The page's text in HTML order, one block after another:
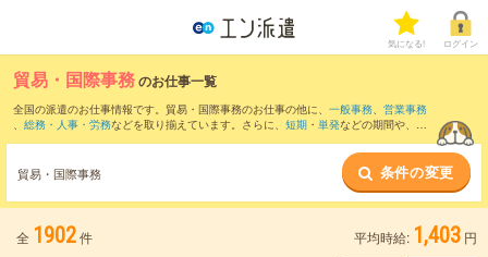
気になる! ログイン
貿易・国際事務のお仕事一覧
全国の派遣のお仕事情報です。貿易・国際事務のお仕事の他に、 一般事務、 営業事務
、 総務・人事・労務などを取り揃えています。さらに、 短期 ・ 単発などの期間や、 職
貿易・国際事務 条件の変更
全 1902件 平均時給: 1,403 円